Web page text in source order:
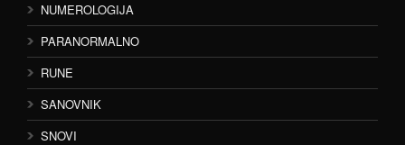
NUMEROLOGIJA
PARANORMALNO
RUNE
SANOVNIK
SNOVI